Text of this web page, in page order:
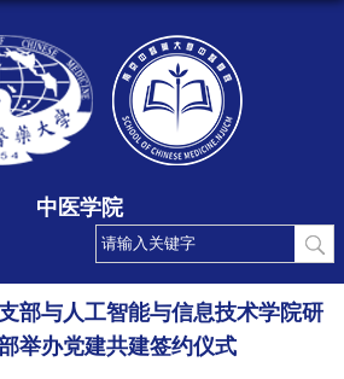
中医学院
部与人工智能与信息技术学院研
举办党建共建签约仪式